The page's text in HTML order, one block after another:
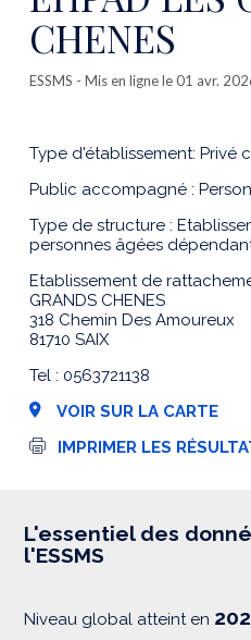
CHENES
ESSMS - Mis en ligne le 01 avr.
Type d'établissement: Privé
Public accompagné :
Type de structure :
personnes âgées
Etablissement de
GRANDS CHENES
318 Chemin Des Amoureux
81710 SAIX
Tel : 0563721138
VOIR SUR LA CARTE
I
s
i
IMPRIMER LES
L'essentiel des
l'ESSMS
Niveau global atteint en